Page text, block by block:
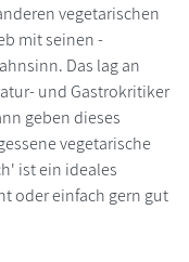
vegetarischen
mit seinen
Das lag an
und Gastrokritiker
geben dieses
vegetarische
ist ein ideales
oder einfach gern gut